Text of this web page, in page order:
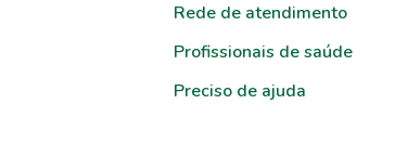
Rede de atendimento
Profissionais de saúde
Preciso de ajuda